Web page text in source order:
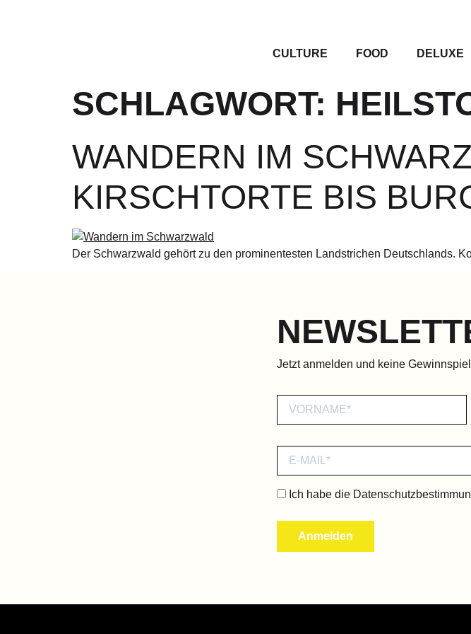
CULTURE FOOD DELUXE
SCHLAGWORT:
WANDERN IM
KIRSCHTORTE BIS
Der Schwarzwald gehört zu den prominentesten Landstrichen Deutschlands.
Jetzt anmelden und keine
Ich habe die